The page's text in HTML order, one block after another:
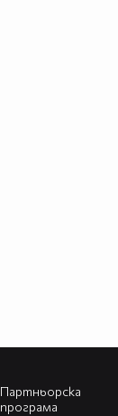
Партньорска
програма